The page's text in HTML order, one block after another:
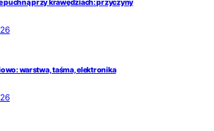
puchną przy krawędziach: przyczyny
warstwa, taśma, elektronika